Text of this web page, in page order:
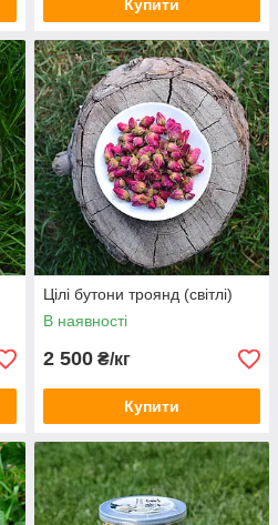
Купити
Цілі бутони троянд (світлі)
В наявності
2 500 ₴/кг
Купити